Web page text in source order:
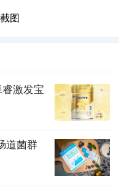
图
激发宝
道菌群